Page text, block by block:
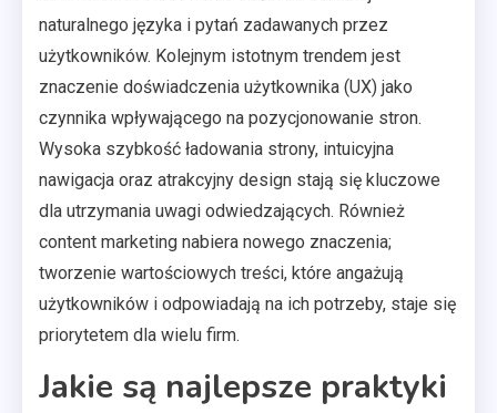
naturalnego języka i pytań zadawanych przez
użytkowników. Kolejnym istotnym trendem jest
znaczenie doświadczenia użytkownika (UX) jako
czynnika wpływającego na pozycjonowanie stron.
Wysoka szybkość ładowania strony, intuicyjna
nawigacja oraz atrakcyjny design stają się kluczowe
dla utrzymania uwagi odwiedzających. Również
content marketing nabiera nowego znaczenia;
tworzenie wartościowych treści, które angażują
użytkowników i odpowiadają na ich potrzeby, staje się
priorytetem dla wielu firm.
Jakie są najlepsze praktyki